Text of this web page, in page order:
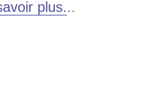
plus...